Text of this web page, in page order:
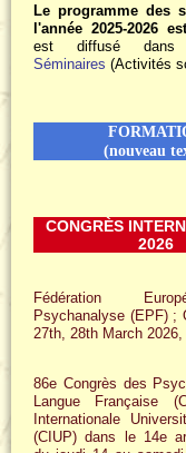
Le programme des
l'année 2025-2026
est diffusé
Séminaires (Activités
(nouveau
CONGRÈS
2026
Fédération
Psychanalyse (EPF) ;
27th, 28th March 2026,
86e Congrès des
Langue Française
Internationale
(CIUP) dans le 14e